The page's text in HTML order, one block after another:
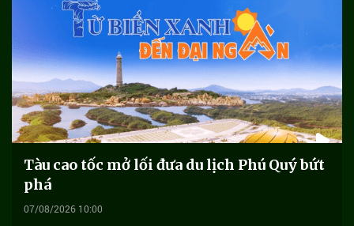
Tàu cao tốc mở lối đưa du lịch Phú Quý bứt
phá
07/08/2026 10:00